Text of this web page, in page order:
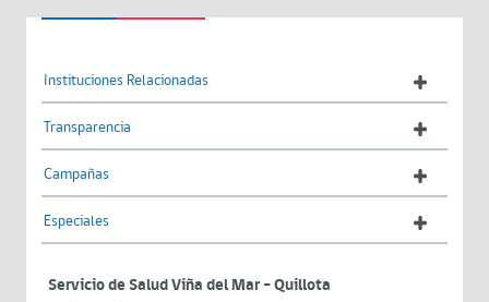
Instituciones Relacionadas
Transparencia
Campañas
Especiales
Servicio de Salud Viña del Mar – Quillota